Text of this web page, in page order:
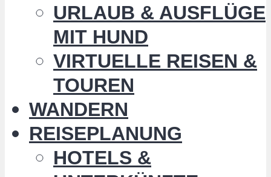
URLAUB & AUSFLÜGE
MIT HUND
VIRTUELLE REISEN &
TOUREN
WANDERN
REISEPLANUNG
HOTELS &